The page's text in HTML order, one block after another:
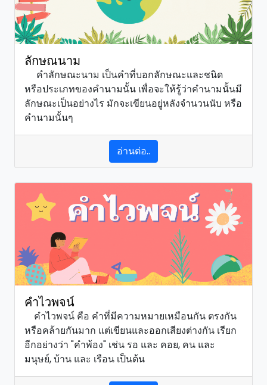
ลักษณนาม
คำลักษณะนาม เป็นคำที่บอกลักษณะและชนิด
หรือประเภทของคำนามนั้น เพื่อจะให้รู้ว่าคำนามนั้นมี
ลักษณะเป็นอย่างไร มักจะเขียนอยู่หลังจำนวนนับ หรือ
คำนามนั้นๆ
อ่านต่อ..
คำไวพจน์
คำไวพจน์ คือ คำที่มีความหมายเหมือนกัน ตรงกัน
หรือคล้ายกันมาก แต่เขียนและออกเสียงต่างกัน เรียก
อีกอย่างว่า "คำพ้อง" เช่น รอ และ คอย, คน และ
มนุษย์, บ้าน และ เรือน เป็นต้น